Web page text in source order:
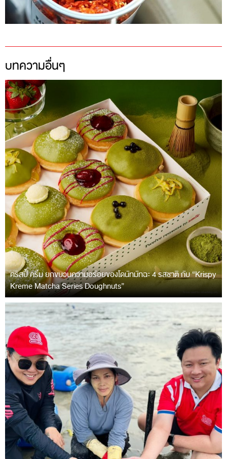
บทความอื่นๆ
คริสปี้ ครีม ยกขบวนความอร่อยของโดนัทมัทฉะ 4 รสชาติ กับ “Krispy
Kreme Matcha Series Doughnuts”